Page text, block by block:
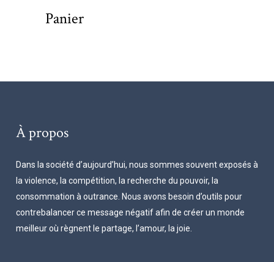
Panier
À propos
Dans la société d’aujourd’hui, nous sommes souvent exposés à
la violence, la compétition, la recherche du pouvoir, la
consommation à outrance. Nous avons besoin d’outils pour
contrebalancer ce message négatif afin de créer un monde
meilleur où règnent le partage, l’amour, la joie.